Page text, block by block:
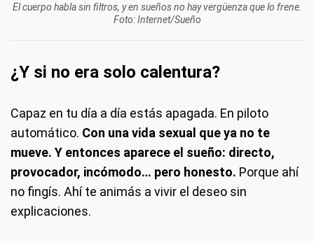
El cuerpo habla sin filtros, y en sueños no hay vergüenza que lo frene.
Foto: Internet/Sueño
¿Y si no era solo calentura?
Capaz en tu día a día estás apagada. En piloto
automático. Con una vida sexual que ya no te
mueve. Y entonces aparece el sueño: directo,
provocador, incómodo… pero honesto. Porque ahí
no fingís. Ahí te animás a vivir el deseo sin
explicaciones.